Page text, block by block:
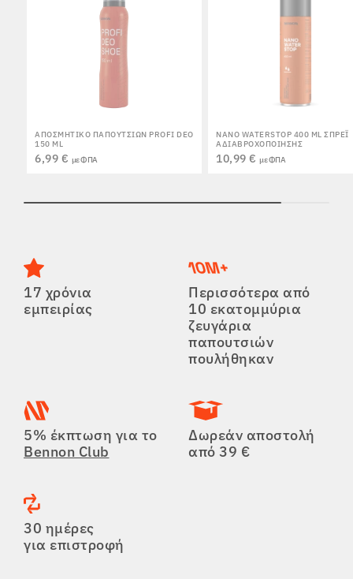
ΑΠΟΣΜΗΤΙΚΌ ΠΑΠΟΥΤΣΙΏΝ PROFI DEO
150 ML
6,99 € με ΦΠΑ
NANO WATERSTOP 400 ML ΣΠΡΈΙ
ΑΔΙΑΒΡΟΧΟΠΟΊΗΣΗΣ
10,99 € με ΦΠΑ
17 χρόνια
εμπειρίας
Περισσότερα από
10 εκατομμύρια
ζευγάρια
παπουτσιών
πουλήθηκαν
5% έκπτωση για το
Bennon Club
Δωρεάν αποστολή
από 39 €
30 ημέρες
για επιστροφή